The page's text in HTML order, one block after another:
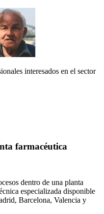
interesados en el sector
farmacéutica
dentro de una planta
especializada disponible
Barcelona, Valencia y